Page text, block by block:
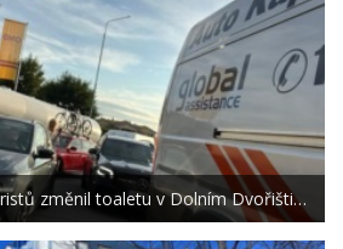
změnil toaletu v Dolním Dvořišti…